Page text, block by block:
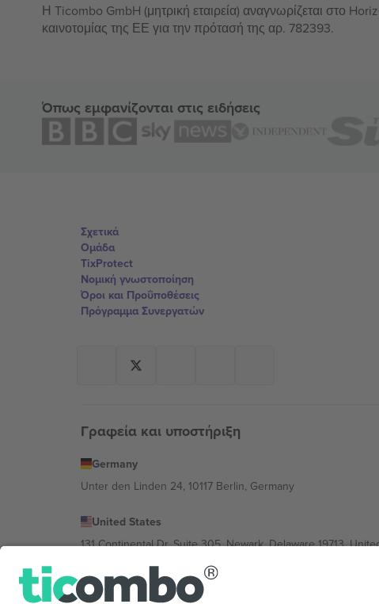
Η Ticombo GmbH (μητρική εταιρεία) αναγνωρίζεται στο
καινοτομίας της ΕΕ για την πρότασή της αρ. 782393.
Όπως εμφανίζονται στις ειδήσεις
Σχετικά
Ομάδα
TixProtect
Νομική γνωστοποίηση
Όροι και Προΰποθέσεις
Πρόγραμμα Συνεργατών
Γραφεία και υποστήριξη
Germany
Unter den Linden 24, 10117 Berlin, Germany
United States
131 Continental Dr, Suite 305, Newark, Delaware 19713,
Bulgaria